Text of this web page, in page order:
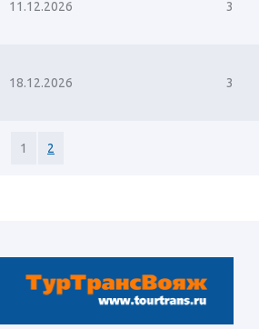
11.12.2026 3
18.12.2026 3
1 2